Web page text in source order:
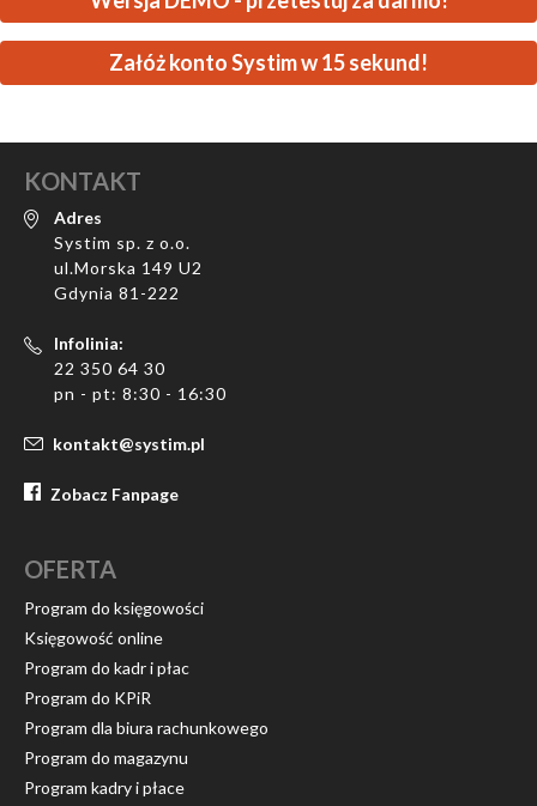
Załóż konto Systim w 15 sekund!
KONTAKT
Adres
Systim sp. z o.o.
ul.Morska 149 U2
Gdynia 81-222
Infolinia:
22 350 64 30
pn - pt: 8:30 - 16:30
kontakt@systim.pl
Zobacz Fanpage
OFERTA
Program do księgowości
Księgowość online
Program do kadr i płac
Program do KPiR
Program dla biura rachunkowego
Program do magazynu
Program kadry i płace